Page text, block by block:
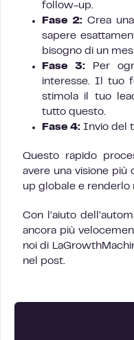
follow-up.
Fase 2: Crea
sapere
bisogno di un
Fase 3: Per
interesse. Il tuo
stimola il tuo
tutto questo.
Fase 4: Invio del
Questo rapido
avere una visione
up globale e renderlo
Con l’aiuto
ancora più
noi di
nel post.